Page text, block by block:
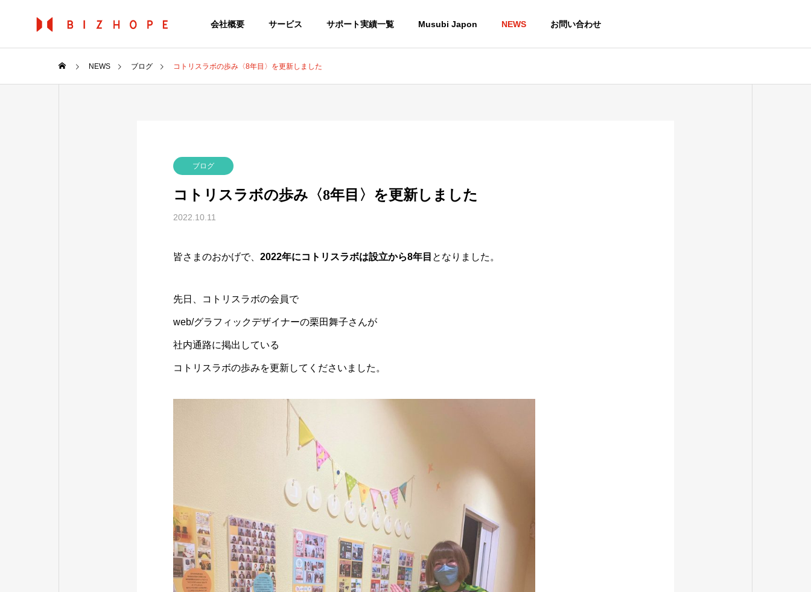
会社概要 サービス サポート実績一覧 Musubi Japon NEWS お問い合わせ
NEWS ブログ コトリスラボの歩み〈8年目〉を更新しました
ブログ
コトリスラボの歩み〈8年目〉を更新しました
2022.10.11
皆さまのおかげで、 2022年にコトリスラボは設立から8年目 となりました。
先日、コトリスラボの会員で
web/グラフィックデザイナーの栗田舞子さんが
社内通路に掲出している
コトリスラボの歩みを更新してくださいました。